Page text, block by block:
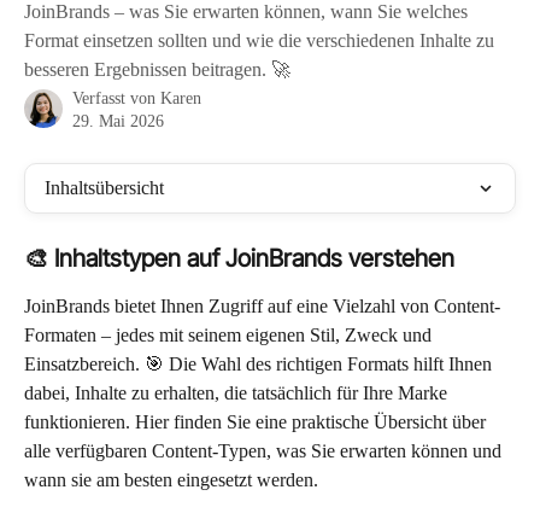
JoinBrands – was Sie erwarten können, wann Sie welches
Format einsetzen sollten und wie die verschiedenen Inhalte zu
besseren Ergebnissen beitragen. 🚀
Verfasst von Karen
29. Mai 2026
Inhaltsübersicht
🎨 Inhaltstypen auf JoinBrands verstehen
JoinBrands bietet Ihnen Zugriff auf eine Vielzahl von Content-
Formaten – jedes mit seinem eigenen Stil, Zweck und
Einsatzbereich. 🎯 Die Wahl des richtigen Formats hilft Ihnen
dabei, Inhalte zu erhalten, die tatsächlich für Ihre Marke
funktionieren. Hier finden Sie eine praktische Übersicht über
alle verfügbaren Content-Typen, was Sie erwarten können und
wann sie am besten eingesetzt werden.